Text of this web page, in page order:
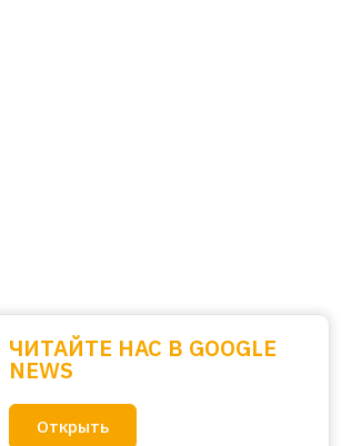
ЧИТАЙТЕ НАС В GOOGLE
NEWS
Открыть